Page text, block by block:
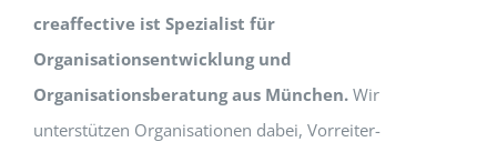
creaffective ist Spezialist für
Organisationsentwicklung und
Organisationsberatung aus München. Wir
unterstützen Organisationen dabei, Vorreiter-